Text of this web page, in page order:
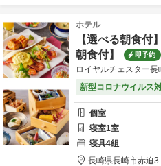
ホテル
【選べる朝食付
朝食付】
即予約
ロイヤルチェスター
新型コロナウイルス
個室
寝室1室
寝具4組
長崎県長崎市赤迫